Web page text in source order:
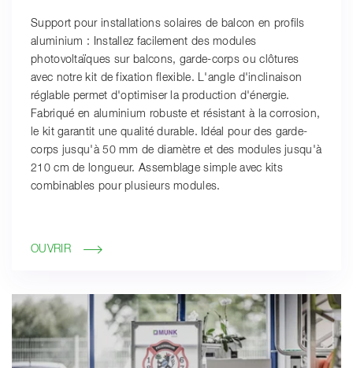
Support pour installations solaires de balcon en profils
aluminium : Installez facilement des modules
photovoltaïques sur balcons, garde-corps ou clôtures
avec notre kit de fixation flexible. L'angle d'inclinaison
réglable permet d'optimiser la production d'énergie.
Fabriqué en aluminium robuste et résistant à la corrosion,
le kit garantit une qualité durable. Idéal pour des garde-
corps jusqu'à 50 mm de diamètre et des modules jusqu'à
210 cm de longueur. Assemblage simple avec kits
combinables pour plusieurs modules.
OUVRIR